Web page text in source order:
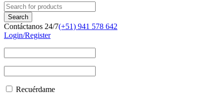
Contáctanos 24/7(+51) 941 578 642
Login/Register
Recuérdame